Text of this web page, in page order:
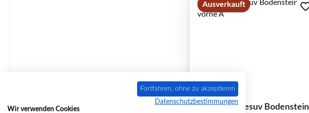
Ausverkauft
Caminos Vesuv Bodenstein
Fortfahren, ohne zu akzeptieren
Datenschutzbestimmungen
Wir verwenden Cookies